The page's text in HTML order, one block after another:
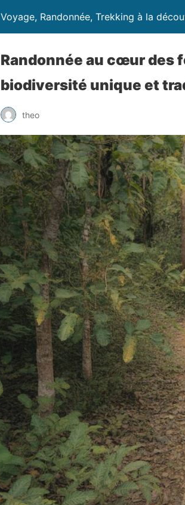
Voyage, Randonnée, Trekking à la
Randonnée au cœur des
biodiversité unique et
theo